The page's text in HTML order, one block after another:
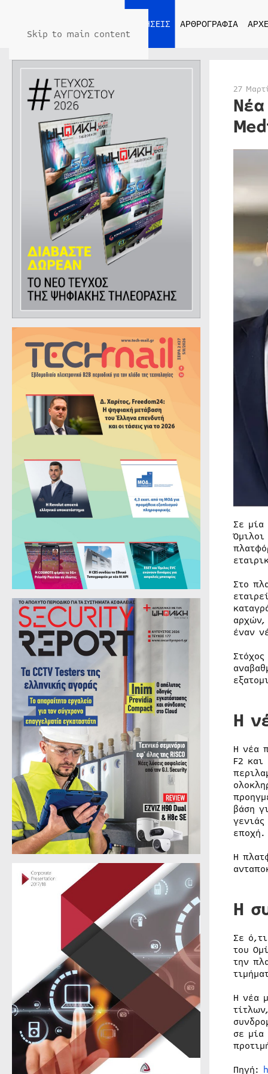
Skip to main content
ΕΙΔΗΣΕΙΣ ΑΡΘΡΟΓΡΑΦΙΑ
27
Σε μία
Στο
αρχών,
έναν
Η
Η νέα
F2
βάση
εποχή.
Η
Η
Σε
του
την
Η νέα
σε μία
Πηγή: